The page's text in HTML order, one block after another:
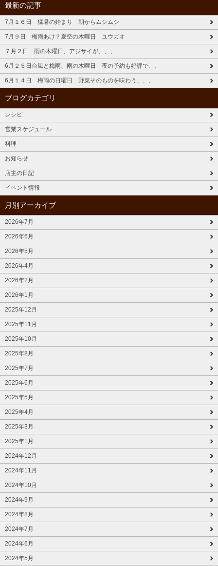
最新の記事
7月１６日 猛暑の始まり 朝からムシムシ
7月９日 梅雨あけ？夏空の木曜日 ユウガオ
７月２日 雨の木曜日、アジサイが、、、
6月２５日台風と梅雨、雨の木曜日 夜の予約も好評で、、
6月１４日 梅雨の日曜日 野菜そのものを味わう、、、
ブログカテゴリ
レシピ
営業スケジュール
料理
お知らせ
店主の日記
イベント情報
月別アーカイブ
2026年7月
2026年6月
2026年5月
2026年4月
2026年2月
2026年1月
2025年12月
2025年11月
2025年10月
2025年8月
2025年7月
2025年6月
2025年5月
2025年4月
2025年3月
2025年1月
2024年12月
2024年11月
2024年10月
2024年9月
2024年8月
2024年7月
2024年6月
2024年5月